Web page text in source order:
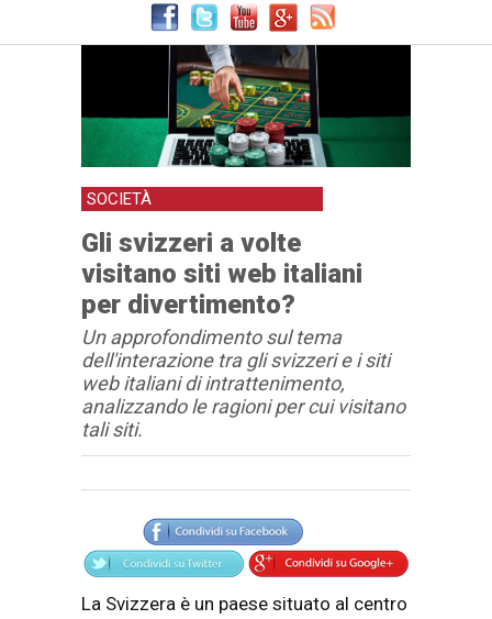
SOCIETÀ
Gli svizzeri a volte
visitano siti web italiani
per divertimento?
Un approfondimento sul tema
dell'interazione tra gli svizzeri e i siti
web italiani di intrattenimento,
analizzando le ragioni per cui visitano
tali siti.
Articolo
Testo articolo principale
La Svizzera è un paese situato al centro